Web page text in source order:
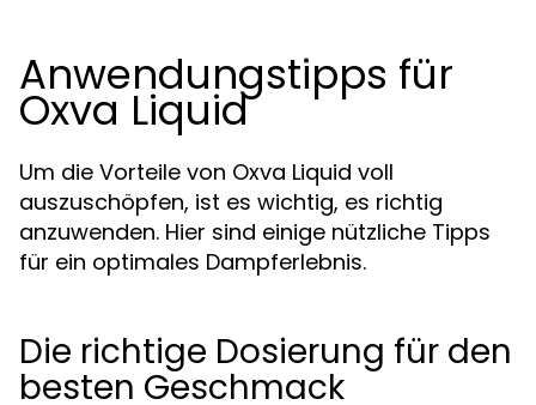
Anwendungstipps für
Oxva Liquid
Um die Vorteile von Oxva Liquid voll
auszuschöpfen, ist es wichtig, es richtig
anzuwenden. Hier sind einige nützliche Tipps
für ein optimales Dampferlebnis.
Die richtige Dosierung für den
besten Geschmack